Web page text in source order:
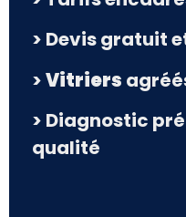
> Devis gratuit
>Vitriers
> Diagnostic
qualité